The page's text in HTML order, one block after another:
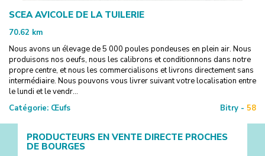
SCEA AVICOLE DE LA TUILERIE
70.62 km
Nous avons un élevage de 5 000 poules pondeuses en plein air. Nous
produisons nos oeufs, nous les calibrons et conditionnons dans notre
propre centre, et nous les commercialisons et livrons directement sans
intermédiaire. Nous pouvons vous livrer suivant votre localisation entre
le lundi et le vendr...
Catégorie: Œufs Bitry - 58
PRODUCTEURS EN VENTE DIRECTE PROCHES
DE BOURGES